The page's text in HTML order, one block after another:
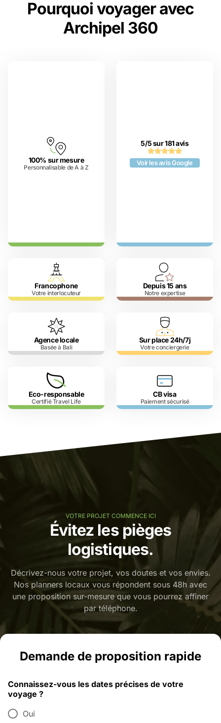
Pourquoi voyager avec
Archipel 360
100% sur mesure
Personnalisable de A à Z
5/5 sur 181 avis
Voir les avis Google
Francophone
Votre interlocuteur
Depuis 15 ans
Notre expertise
Agence locale
Basée à Bali
Sur place 24h/7j
Votre conciergerie
Eco-responsable
Certifié Travel Life
CB visa
Paiement sécurisé
VOTRE PROJET COMMENCE ICI
Évitez les pièges
logistiques.
Décrivez-nous votre projet, vos doutes et vos envies.
Nos planners locaux vous répondent sous 48h avec
une proposition sur-mesure que vous pourrez affiner
par téléphone.
Demande de proposition rapide
Connaissez-vous les dates précises de votre
voyage ?
Oui